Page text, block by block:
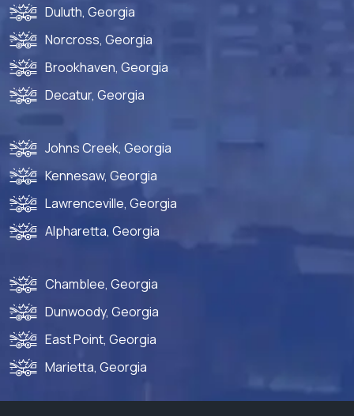
Duluth, Georgia
Norcross, Georgia
Brookhaven, Georgia
Decatur, Georgia
Johns Creek, Georgia
Kennesaw, Georgia
Lawrenceville, Georgia
Alpharetta, Georgia
Chamblee, Georgia
Dunwoody, Georgia
East Point, Georgia
Marietta, Georgia